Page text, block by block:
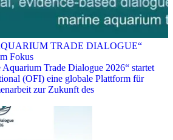
TRADE DIALOGUE“
Fokus
Trade Dialogue 2026“ startet
(OFI) eine globale Plattform für
zur Zukunft des